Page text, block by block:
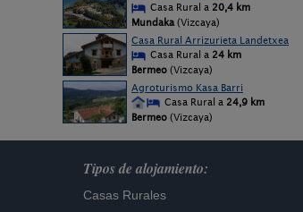
Casa Rural a 20,4 km
Mundaka (Vizcaya)
Casa Rural Arrizurieta Landetxea
Casa Rural a 24 km
Bermeo (Vizcaya)
Agroturismo Kasa Barri
Casa Rural a 24,9 km
Bermeo (Vizcaya)
Tipos de alojamiento:
Casas Rurales